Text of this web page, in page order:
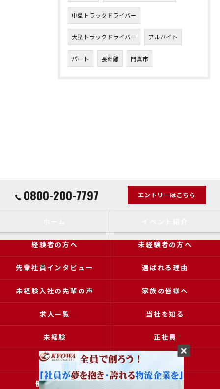
中型トラックドライバー
大型トラックドライバー アルバイト
パート 長距離 門真市
0800-200-7797 エントリーはこちら
経験者の方へ 未経験者の方へ
先輩社員インタビュー 選ばれる理由
未経験入社の先輩の声 家族の皆様へ
求人一覧 当社を知る
未経験 正社員
高収入
働きやすい アクセス